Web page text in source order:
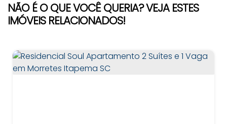
NÃO É O QUE VOCÊ QUERIA? VEJA ESTES
IMÓVEIS RELACIONADOS!